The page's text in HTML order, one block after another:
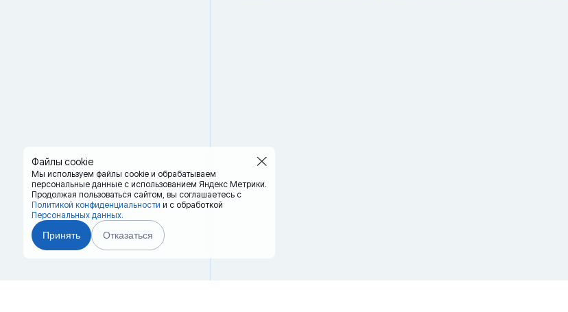
Файлы cookie
Мы используем файлы cookie и обрабатываем
персональные данные с использованием Яндекс Метрики.
Продолжая пользоваться сайтом, вы соглашаетесь с
Политикой конфиденциальности и с обработкой
Персональных данных.
Принять Отказаться